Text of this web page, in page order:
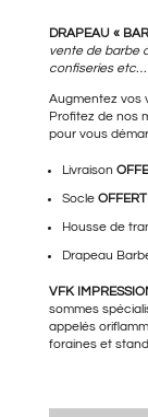
DRAPEAU «
vente de barbe
confiseries etc…
Augmentez vos
Profitez de nos
pour vous
Livraison
Socle OFFERT
Housse de
Drapeau
VFK
sommes
appelés
foraines et